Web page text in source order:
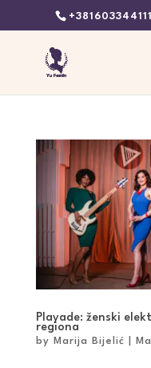
+381603344111
Playade: ženski
regiona
by Marija Bijelić